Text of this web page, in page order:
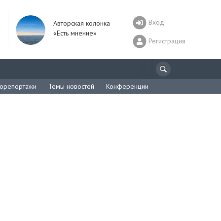
Авторская колонка
«Есть мнение»
Вход
Регистрация
Темы новостей Конференции